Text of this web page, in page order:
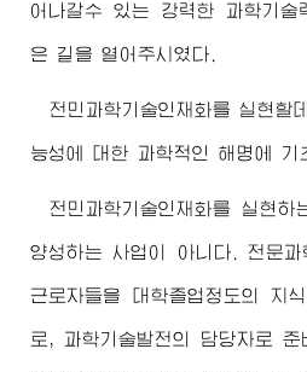
어나갈수 있는 강력한 과학기
은 길을 열어주시였다.
전민과학기술인재화를 실현
능성에 대한 과학적인 해명에 기
전민과학기술인재화를 실현
양성하는 사업이 아니다. 전문과
근로자들을 대학졸업정도의 지
로, 과학기술발전의 담당자로